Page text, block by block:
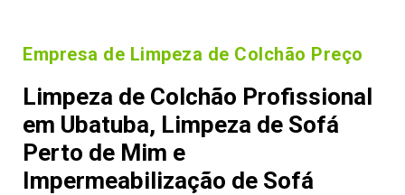
Empresa de Limpeza de Colchão Preço
Limpeza de Colchão Profissional
em Ubatuba, Limpeza de Sofá
Perto de Mim e
Impermeabilização de Sofá